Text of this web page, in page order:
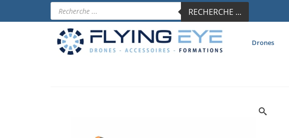
Recherche
de
produits
RECHERCHE ...
Drones